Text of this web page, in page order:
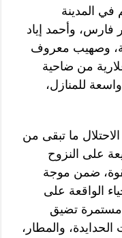
في المدينة
وأحمد إياد
وصهيب معروف
من ضاحية
للمنازل،
ما تبقى من
على النزوح
ضمن موجة
الواقعة على
تضيق
والمطار،